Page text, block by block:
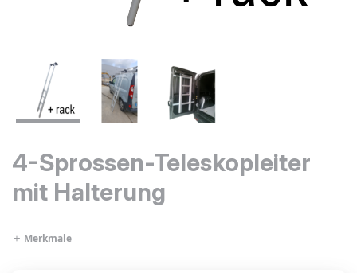
4-Sprossen-Teleskopleiter
mit Halterung
Merkmale